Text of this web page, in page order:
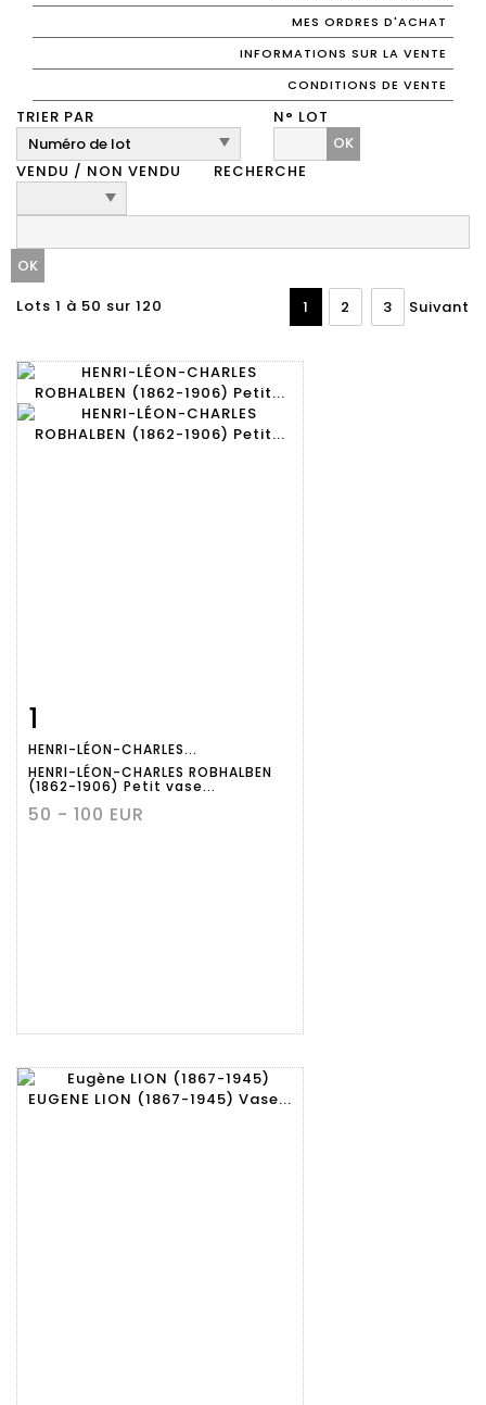
MES ORDRES D'ACHAT
INFORMATIONS SUR LA VENTE
CONDITIONS DE VENTE
TRIER PAR
N° LOT
OK
VENDU / NON VENDU
RECHERCHE
Lots 1 à 50 sur 120 1 2 3 Suivant
détaillée
1
HENRI-LÉON-CHARLES...
HENRI-LÉON-CHARLES ROBHALBEN
(1862-1906) Petit vase...
50 - 100 EUR